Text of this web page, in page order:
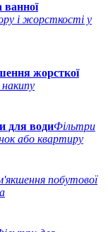
і жорсткості у
жорсткої
для водиФільтри
або квартиру
побутової